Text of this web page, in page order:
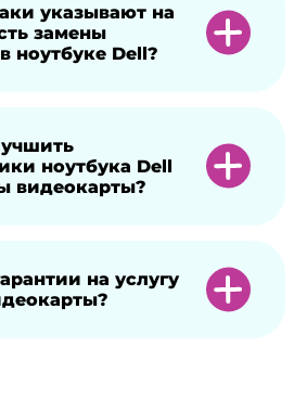
указывают на
замены
ноутбуке Dell?
артефакты
или перегрев,
сигналом о проблемах с
ноутбука Dell
видеокарты?
позволяет повысить
если
на услугу